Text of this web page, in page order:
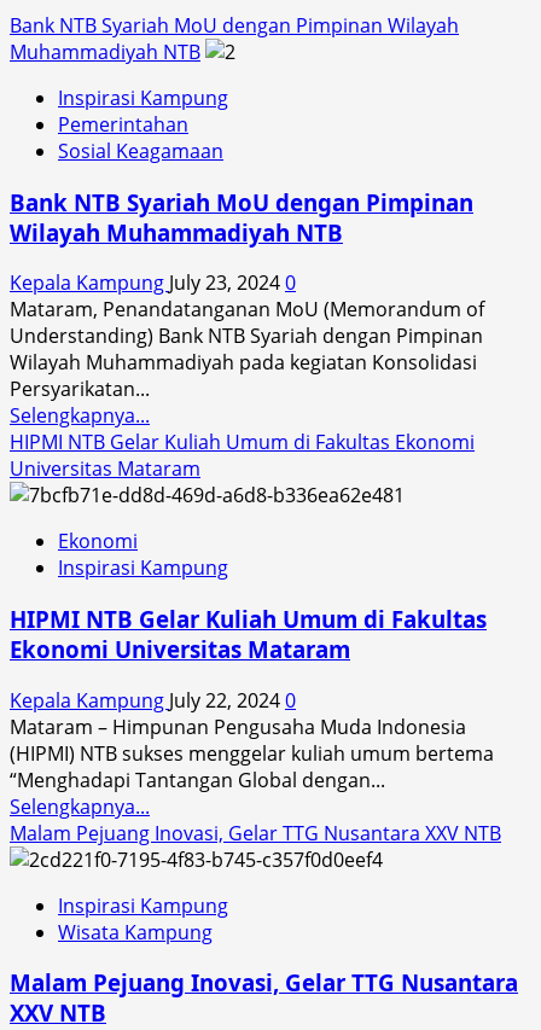
Bank NTB Syariah MoU dengan Pimpinan Wilayah
Muhammadiyah NTB
Inspirasi Kampung
Pemerintahan
Sosial Keagamaan
Bank NTB Syariah MoU dengan Pimpinan
Wilayah Muhammadiyah NTB
Kepala Kampung July 23, 20240
Mataram, Penandatanganan MoU (Memorandum of
Understanding) Bank NTB Syariah dengan Pimpinan
Wilayah Muhammadiyah pada kegiatan Konsolidasi
Persyarikatan...
Selengkapnya...
more
about
Bank
MoU
Pimpinan
Wilayah
NTB
HIPMI NTB Gelar Kuliah Umum di Fakultas Ekonomi
Universitas Mataram
Ekonomi
Inspirasi Kampung
HIPMI NTB Gelar Kuliah Umum di Fakultas
Ekonomi Universitas Mataram
Kepala Kampung July 22, 20240
Mataram – Himpunan Pengusaha Muda Indonesia
(HIPMI) NTB sukses menggelar kuliah umum bertema
“Menghadapi Tantangan Global dengan...
Selengkapnya...
more
about
NTB
Gelar
Umum
Malam Pejuang Inovasi, Gelar TTG Nusantara XXV NTB
Inspirasi Kampung
Wisata Kampung
Malam Pejuang Inovasi, Gelar TTG Nusantara
XXV NTB